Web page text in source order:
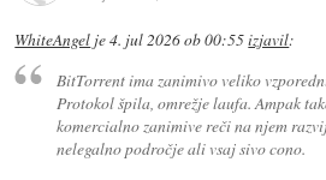
WhiteAngel je4. jul 2026 ob 00:55izjavil:
BitTorrent ima zanimivo veliko
Protokol špila, omrežje laufa. Ampak
komercialno zanimive reči na njem
nelegalno področje ali vsaj sivo cono.